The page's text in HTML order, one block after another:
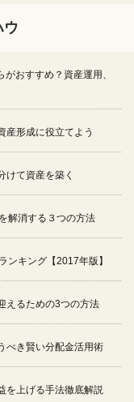
ウ
おすすめ？資産運用、
産形成に役立てよう
けて資産を築く
解消する３つの方法
ンキング【2017年版】
えるための3つの方法
べき賢い分配金活用術
を上げる手法徹底解説